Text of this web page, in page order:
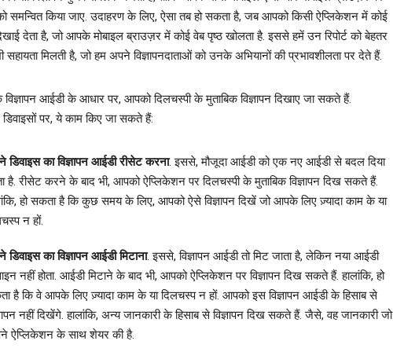
को समन्वित किया जाए. उदाहरण के लिए, ऐसा तब हो सकता है, जब आपको किसी ऐप्लिकेशन में कोई
देता है, जो आपके मोबाइल ब्राउज़र में कोई वेब पृष्ठ खोलता है. इससे हमें उन रिपोर्ट को बेहतर
सहायता मिलती है, जो हम अपने विज्ञापनदाताओं को उनके अभियानों की प्रभावशीलता पर देते हैं.
विज्ञापन आईडी के आधार पर, आपको दिलचस्पी के मुताबिक विज्ञापन दिखाए जा सकते हैं.
पर, ये काम किए जा सकते हैं:
डिवाइस का विज्ञापन आईडी रीसेट करना. इससे, मौजूदा आईडी को एक नए आईडी से बदल दिया
है. रीसेट करने के बाद भी, आपको ऐप्लिकेशन पर दिलचस्पी के मुताबिक विज्ञापन दिख सकते हैं.
हो सकता है कि कुछ समय के लिए, आपको ऐसे विज्ञापन दिखें जो आपके लिए ज़्यादा काम के या
न हों.
डिवाइस का विज्ञापन आईडी मिटाना. इससे, विज्ञापन आईडी तो मिट जाता है, लेकिन नया आईडी
नहीं होता. आईडी मिटाने के बाद भी, आपको ऐप्लिकेशन पर विज्ञापन दिख सकते हैं. हालांकि, हो
है कि वे आपके लिए ज़्यादा काम के या दिलचस्प न हों. आपको इस विज्ञापन आईडी के हिसाब से
नहीं दिखेंगे. हालांकि, अन्य जानकारी के हिसाब से विज्ञापन दिख सकते हैं. जैसे, वह जानकारी जो
ऐप्लिकेशन के साथ शेयर की है.